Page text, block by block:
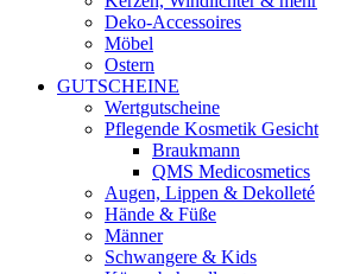
Deko-Accessoires
Möbel
Ostern
GUTSCHEINE
Wertgutscheine
Pflegende Kosmetik Gesicht
Braukmann
QMS Medicosmetics
Augen, Lippen & Dekolleté
Hände & Füße
Männer
Schwangere & Kids